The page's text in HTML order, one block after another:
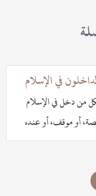
في الإسلام
من دخل في الإسلام
أو موقف، أو عنده
من كتب السابقة، أو
أو تنبه لأمر، أو